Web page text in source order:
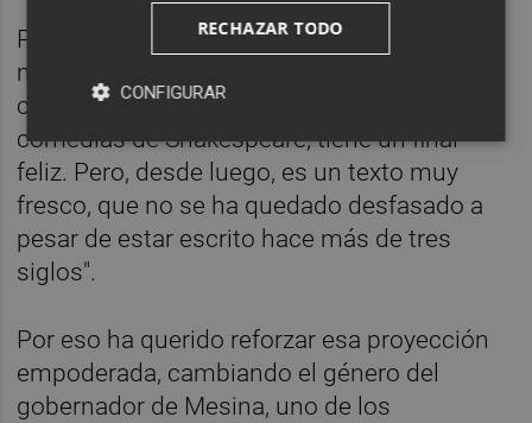
Para Zamit es interesante que este clásico
muestre un tipo de mujer fuera de los
cánones de la época: "como todas las
comedias de Shakespeare, tiene un final
feliz. Pero, desde luego, es un texto muy
fresco, que no se ha quedado desfasado a
pesar de estar escrito hace más de tres
siglos".
Por eso ha querido reforzar esa proyección
empoderada, cambiando el género del
gobernador de Mesina, uno de los
RECHAZAR TODO
CONFIGURAR